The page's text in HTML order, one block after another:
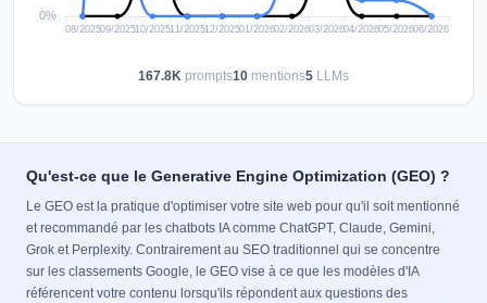
167.8K prompts10 mentions5 LLMs
Qu'est-ce que le Generative Engine Optimization (GEO) ?
Le GEO est la pratique d'optimiser votre site web pour qu'il soit mentionné
et recommandé par les chatbots IA comme ChatGPT, Claude, Gemini,
Grok et Perplexity. Contrairement au SEO traditionnel qui se concentre
sur les classements Google, le GEO vise à ce que les modèles d'IA
référencent votre contenu lorsqu'ils répondent aux questions des